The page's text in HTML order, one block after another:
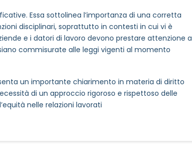
Essa sottolinea l’importanza di una corretta
disciplinari, soprattutto in contesti in cui vi è
e i datori di lavoro devono prestare attenzione a
commisurate alle leggi vigenti al momento
un importante chiarimento in materia di diritto
di un approccio rigoroso e rispettoso delle
nelle relazioni lavorati